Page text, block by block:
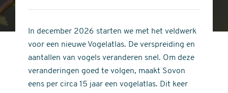
stars
of
stars
In december 2026 starten we met het veldwerk
voor een nieuwe Vogelatlas. De verspreiding en
aantallen van vogels veranderen snel. Om deze
veranderingen goed te volgen, maakt Sovon
eens per circa 15 jaar een vogelatlas. Dit keer